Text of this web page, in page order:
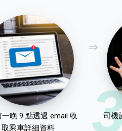
晚 9 點透過 email 收
取乘車詳細資料
司機